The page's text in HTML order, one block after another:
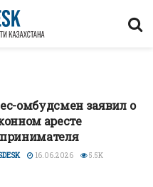
омбудсмен заявил о
аресте
16.06.2026 5.5K